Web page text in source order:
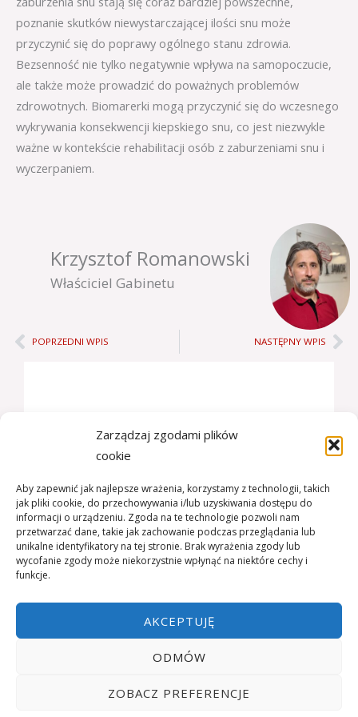
Zarządzaj zgodami plików
cookie
Aby zapewnić jak najlepsze wrażenia, korzystamy z technologii, takich
jak pliki cookie, do przechowywania i/lub uzyskiwania dostępu do
informacji o urządzeniu. Zgoda na te technologie pozwoli nam
przetwarzać dane, takie jak zachowanie podczas przeglądania lub
unikalne identyfikatory na tej stronie. Brak wyrażenia zgody lub
wycofanie zgody może niekorzystnie wpłynąć na niektóre cechy i
funkcje.
AKCEPTUJĘ
ODMÓW
ZOBACZ PREFERENCJE
poznanie skutków niewystarczającej ilości snu może
przyczynić się do poprawy ogólnego stanu zdrowia.
Bezsenność nie tylko negatywnie wpływa na samopoczucie,
ale także może prowadzić do poważnych problemów
zdrowotnych. Biomarerki mogą przyczynić się do wczesnego
wykrywania konsekwencji kiepskiego snu, co jest niezwykle
ważne w kontekście rehabilitacji osób z zaburzeniami snu i
wyczerpaniem.
Krzysztof Romanowski
Właściciel Gabinetu
Prev
POPRZEDNI WPIS NASTĘPNY WPIS
+48 509-339-161
Jaworze, ul. Turystyczna 33
Godziny otwarcia:
Udarach | Powered by Neuro-Jawor: Rehabilitacja po Urazach i